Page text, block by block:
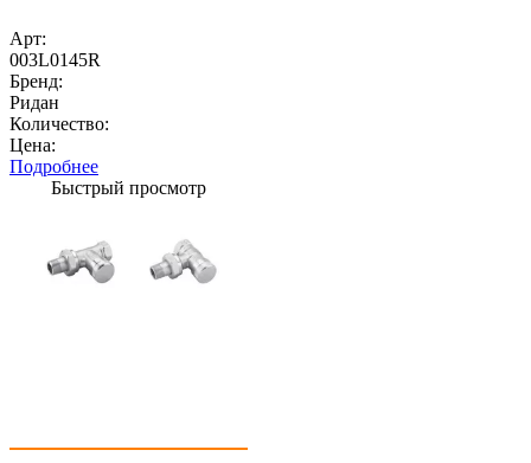
Арт:
003L0145R
Бренд:
Ридан
Количество:
Цена:
Подробнее
Быстрый просмотр